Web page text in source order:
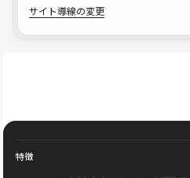
サイト導線の変更
特徴